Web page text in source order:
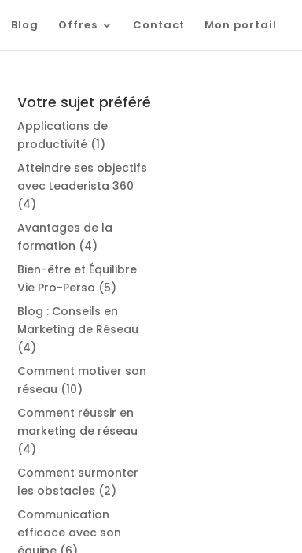
Blog Offres Contact Mon portail
Votre sujet préféré
Applications de
productivité(1)
Atteindre ses objectifs
avec Leaderista 360
(4)
Avantages de la
formation (4)
Bien-être et Équilibre
Vie Pro-Perso (5)
Blog : Conseils en
Marketing de Réseau
(4)
Comment motiver son
réseau (10)
Comment réussir en
marketing de réseau
(4)
Comment surmonter
les obstacles (2)
Communication
efficace avec son